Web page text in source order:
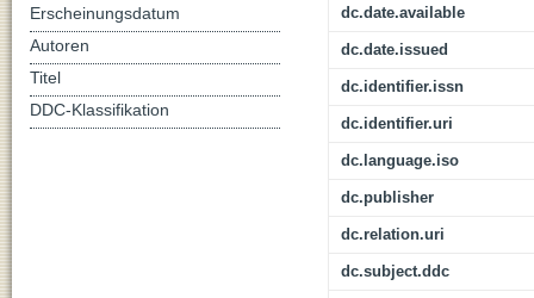
dc.date.available
dc.date.issued
dc.identifier.issn
dc.identifier.uri
dc.language.iso
dc.publisher
dc.relation.uri
dc.subject.ddc
Erscheinungsdatum
Autoren
Titel
DDC-Klassifikation